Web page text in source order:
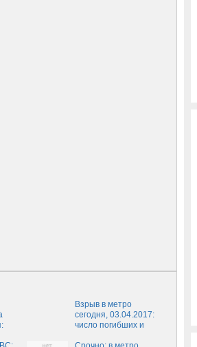
Взрыв в метро
сегодня, 03.04.2017:
число погибших и